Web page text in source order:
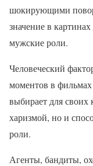
шокирующими
значение в
мужские роли.
Человеческий
моментов в
выбирает для
харизмой, но и
роли.
Агенты, бандиты,